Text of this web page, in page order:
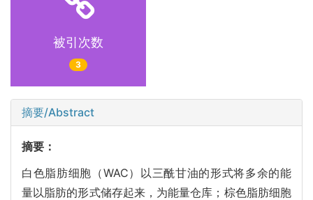
被引次数
3
摘要/Abstract
摘要：
白色脂肪细胞（WAC）以三酰甘油的形式将多余的能
量以脂肪的形式储存起来，为能量仓库；棕色脂肪细胞